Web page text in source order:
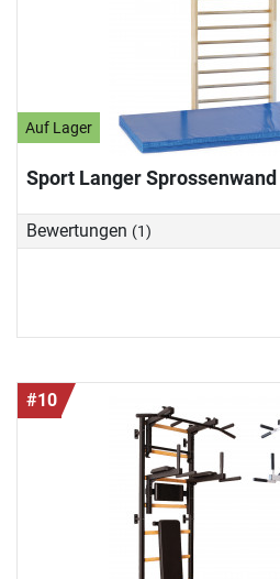
Auf Lager
Sport Langer
Bewertungen (1)
#10